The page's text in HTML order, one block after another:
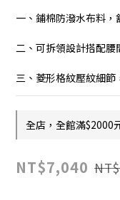
一、鋪棉防潑水布料，
二、可拆領設計搭配腰
三、菱形格紋壓紋細節
全店，全館滿$2000
NT$7,040